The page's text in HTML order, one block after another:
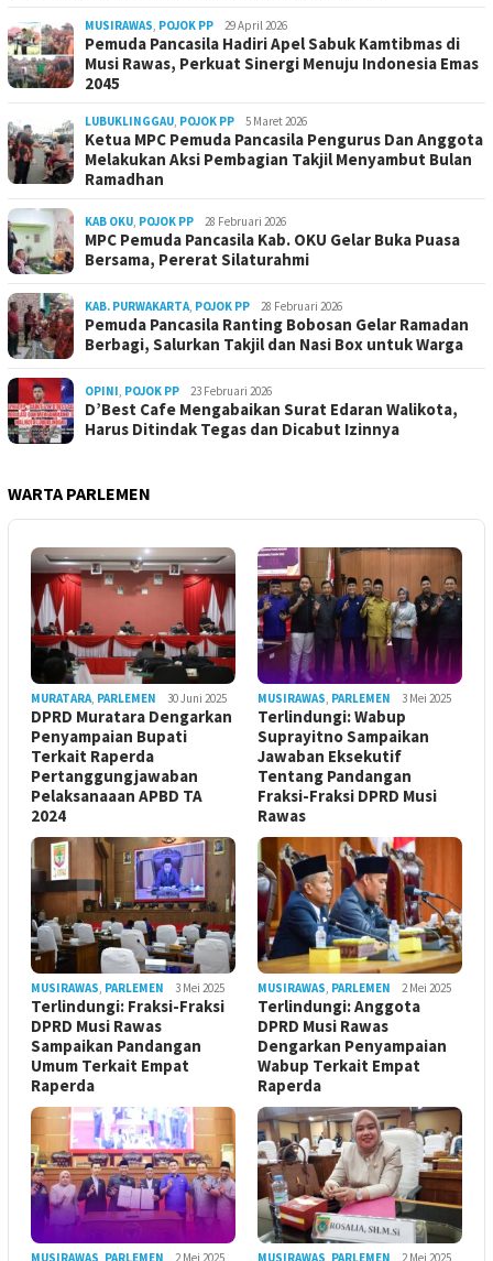
MUSIRAWAS, POJOK PP 29 April 2026
Pemuda Pancasila Hadiri Apel Sabuk Kamtibmas di
Musi Rawas, Perkuat Sinergi Menuju Indonesia Emas
2045
LUBUKLINGGAU, POJOK PP 5 Maret 2026
Ketua MPC Pemuda Pancasila Pengurus Dan Anggota
Melakukan Aksi Pembagian Takjil Menyambut Bulan
Ramadhan
KAB OKU, POJOK PP 28 Februari 2026
MPC Pemuda Pancasila Kab. OKU Gelar Buka Puasa
Bersama, Pererat Silaturahmi
KAB. PURWAKARTA, POJOK PP 28 Februari 2026
Pemuda Pancasila Ranting Bobosan Gelar Ramadan
Berbagi, Salurkan Takjil dan Nasi Box untuk Warga
OPINI, POJOK PP 23 Februari 2026
D’Best Cafe Mengabaikan Surat Edaran Walikota,
Harus Ditindak Tegas dan Dicabut Izinnya
WARTA PARLEMEN
MURATARA, PARLEMEN 30 Juni 2025
DPRD Muratara Dengarkan
Penyampaian Bupati
Terkait Raperda
Pertanggungjawaban
Pelaksanaaan APBD TA
2024
MUSIRAWAS, PARLEMEN 3 Mei 2025
Terlindungi: Wabup
Suprayitno Sampaikan
Jawaban Eksekutif
Tentang Pandangan
Fraksi-Fraksi DPRD Musi
Rawas
MUSIRAWAS, PARLEMEN 3 Mei 2025
Terlindungi: Fraksi-Fraksi
DPRD Musi Rawas
Sampaikan Pandangan
Umum Terkait Empat
Raperda
MUSIRAWAS, PARLEMEN 2 Mei 2025
Terlindungi: Anggota
DPRD Musi Rawas
Dengarkan Penyampaian
Wabup Terkait Empat
Raperda